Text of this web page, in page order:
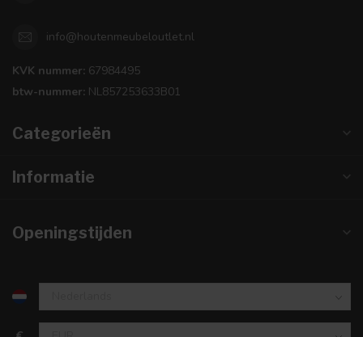
info@houtenmeubeloutlet.nl
KVK nummer: 67984495
btw-nummer: NL857253633B01
Categorieën
Informatie
Openingstijden